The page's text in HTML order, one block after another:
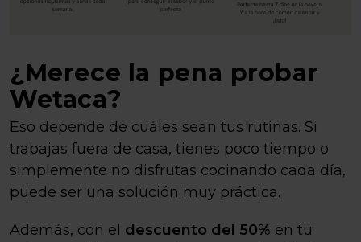
¿Merece la pena probar
Wetaca?
Eso depende de cuáles sean tus rutinas. Si
trabajas fuera de casa, tienes poco tiempo o
simplemente no disfrutas cocinando cada día,
puede ser una solución muy práctica.
Además, con el descuento del 50% en tu